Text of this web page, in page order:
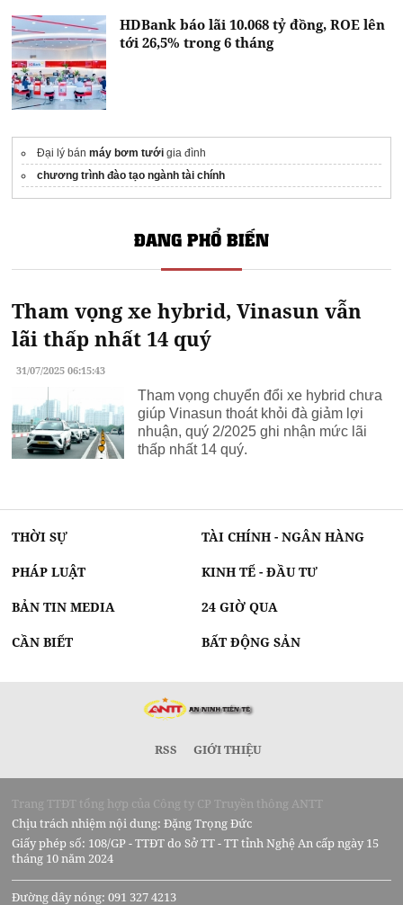
HDBank báo lãi 10.068 tỷ đồng, ROE lên
tới 26,5% trong 6 tháng
Đại lý bánmáy bơm tưới gia đình
chương trình đào tạo ngành tài chính
ĐANG PHỔ BIẾN
Tham vọng xe hybrid, Vinasun vẫn
lãi thấp nhất 14 quý
31/07/2025 06:15:43
Tham vọng chuyển đổi xe hybrid chưa
giúp Vinasun thoát khỏi đà giảm lợi
nhuận, quý 2/2025 ghi nhận mức lãi
thấp nhất 14 quý.
THỜI SỰ TÀI CHÍNH - NGÂN HÀNG
PHÁP LUẬT KINH TẾ - ĐẦU TƯ
BẢN TIN MEDIA 24 GIỜ QUA
CẦN BIẾT BẤT ĐỘNG SẢN
RSS GIỚI THIỆU
Trang TTĐT tổng hợp của Công ty CP Truyền thông ANTT
Chịu trách nhiệm nội dung: Đặng Trọng Đức
Giấy phép số: 108/GP - TTĐT do Sở TT - TT tỉnh Nghệ An cấp ngày 15
tháng 10 năm 2024
Đường dây nóng: 091 327 4213